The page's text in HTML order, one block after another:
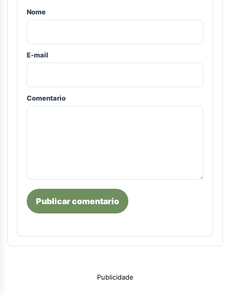
Nome
E-mail
Comentario
Publicar comentario
Publicidade